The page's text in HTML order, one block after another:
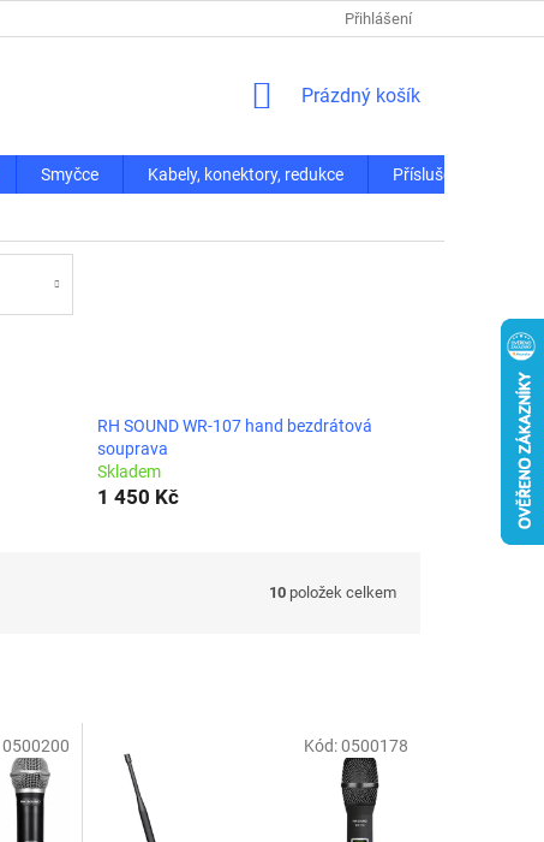
Přihlášení
NÁKUPNÍ
Prázdný košík
Smyčce Kabely, konektory, redukce Příslušenství
RH SOUND WR-107 hand bezdrátová
souprava
Skladem
1 450 Kč
10 položek celkem
0500200 Kód:0500178